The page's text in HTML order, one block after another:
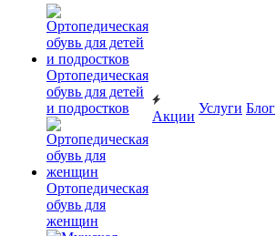
Ортопедическая
обувь для детей
и подростков
Ортопедическая
обувь для
женщин
Акции
Услуги Блог